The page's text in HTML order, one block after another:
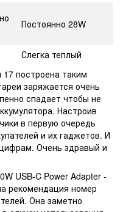
Постоянно 28W
Слегка теплый
построена таким
заряжается очень
спадает чтобы не
Настроив
в первую очередь
и их гаджетов. И
Очень здравый и
USB-C Power Adapter -
рекомендация номер
Она заметно